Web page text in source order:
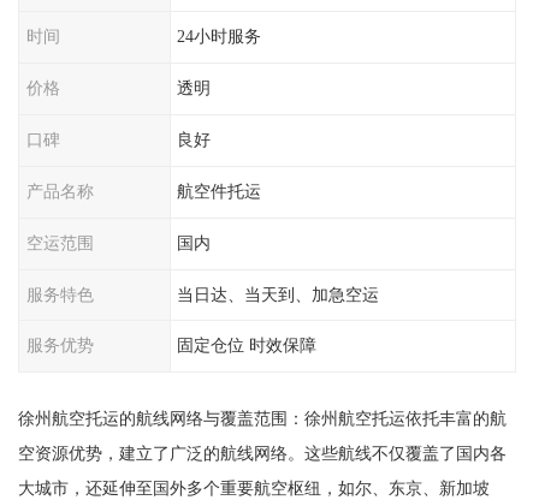
时间 24小时服务
价格 透明
口碑 良好
产品名称 航空件托运
空运范围 国内
服务特色 当日达、当天到、加急空运
服务优势 固定仓位 时效保障
徐州航空托运的航线网络与覆盖范围：徐州航空托运依托丰富的航
空资源优势，建立了广泛的航线网络。这些航线不仅覆盖了国内各
大城市，还延伸至国外多个重要航空枢纽，如尔、东京、新加坡